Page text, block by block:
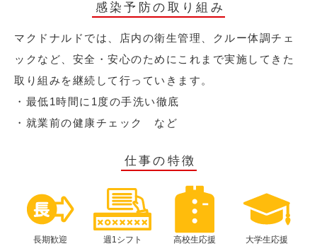
感染予防の取り組み
マクドナルドでは、店内の衛生管理、クルー体調チェ
ックなど、安全・安心のためにこれまで実施してきた
取り組みを継続して行っていきます。
・最低1時間に1度の手洗い徹底
・就業前の健康チェック など
仕事の特徴
長期歓迎
週1シフト
高校生応援 大学生応援